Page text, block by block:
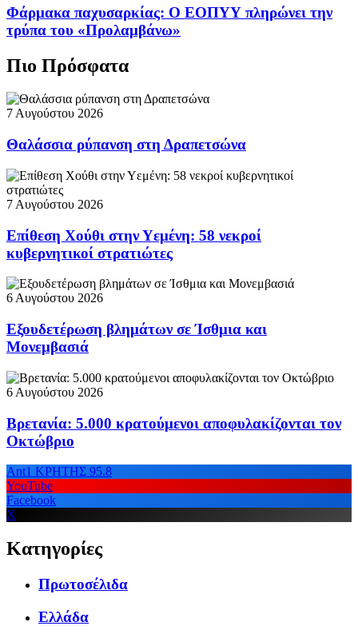
Φάρμακα παχυσαρκίας: Ο ΕΟΠΥΥ πληρώνει την
τρύπα του «Προλαμβάνω»
Πιο Πρόσφατα
7 Αυγούστου 2026
Θαλάσσια ρύπανση στη Δραπετσώνα
7 Αυγούστου 2026
Επίθεση Χούθι στην Υεμένη: 58 νεκροί
κυβερνητικοί στρατιώτες
6 Αυγούστου 2026
Εξουδετέρωση βλημάτων σε Ίσθμια και
Μονεμβασιά
6 Αυγούστου 2026
Βρετανία: 5.000 κρατούμενοι αποφυλακίζονται τον
Οκτώβριο
Ant1 ΚΡΗΤΗΣ 95.8
YouTube
Facebook
X
Κατηγορίες
Πρωτοσέλιδα
Ελλάδα